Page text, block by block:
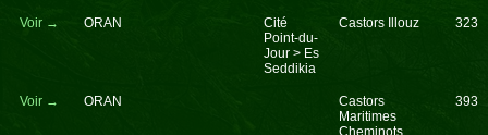
Voir → ORAN
Cité
Point-du-
Jour > Es
Seddikia
Castors Illouz 323
Voir → ORAN
Castors
Maritimes
393